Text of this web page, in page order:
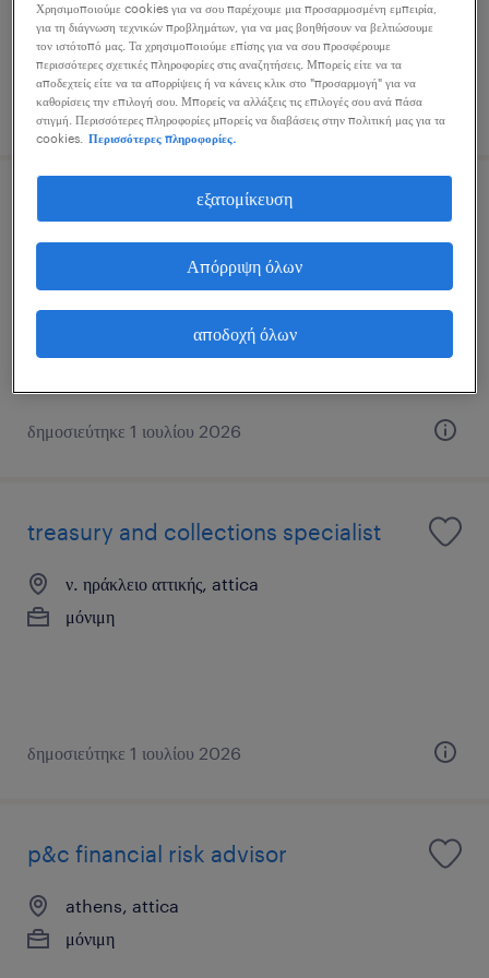
δημοσιεύτηκε 28 ιουλίου 2026
μόνιμη
δημοσιεύτηκε 1 ιουλίου 2026
treasury and collections specialist
ν. ηράκλειο αττικής, attica
μόνιμη
δημοσιεύτηκε 1 ιουλίου 2026
p&c financial risk advisor
athens, attica
μόνιμη
Χρησιμοποιούμε cookies για να σου παρέχουμε μια προσαρμοσμένη εμπειρία,
για τη διάγνωση τεχνικών προβλημάτων, για να μας βοηθήσουν να βελτιώσουμε
τον ιστότοπό μας. Τα χρησιμοποιούμε επίσης για να σου προσφέρουμε
περισσότερες σχετικές πληροφορίες στις αναζητήσεις. Μπορείς είτε να τα
αποδεχτείς είτε να τα απορρίψεις ή να κάνεις κλικ στο "προσαρμογή" για να
καθορίσεις την επιλογή σου. Μπορείς να αλλάξεις τις επιλογές σου ανά πάσα
στιγμή. Περισσότερες πληροφορίες μπορείς να διαβάσεις στην πολιτική μας για τα
cookies.
Περισσότερες πληροφορίες.
εξατομίκευση
Απόρριψη όλων
αποδοχή όλων